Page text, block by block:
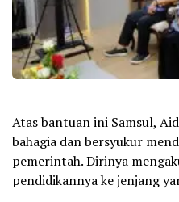
Atas bantuan ini Samsul,
bahagia dan bersyukur
pemerintah. Dirinya
pendidikannya ke jenjang